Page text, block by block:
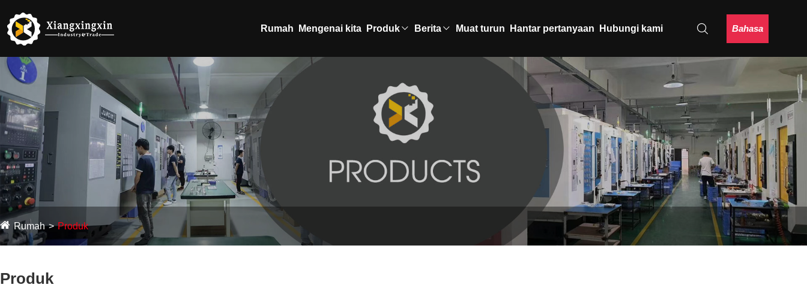
Rumah Mengenai kita Produk Berita Muat turun Hantar pertanyaan Hubungi kami Bahasa
Rumah Produk
Produk